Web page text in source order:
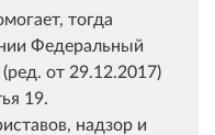
тогда
Федеральный
от 29.12.2017)
19.
надзор и